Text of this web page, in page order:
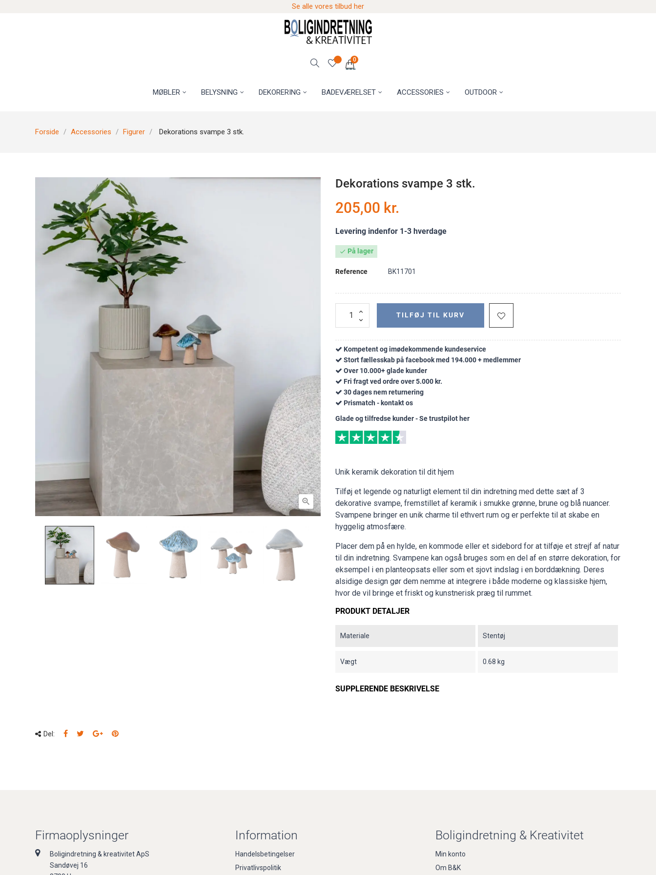
Se alle vores tilbud her
0
MØBLER BELYSNING DEKORERING BADEVÆRELSET ACCESSORIES OUTDOOR
Forside Accessories Figurer Dekorations svampe 3 stk.

Dekorations svampe 3 stk.
205,00 kr.
Levering indenfor 1-3 hverdage
 På lager
Reference BK11701
TILFØJ TIL KURV
Kompetent og imødekommende kundeservice
Stort fællesskab på facebook med 194.000 + medlemmer
Over 10.000+ glade kunder
Fri fragt ved ordre over 5.000 kr.
30 dages nem returnering
Prismatch - kontakt os
Glade og tilfredse kunder - Se trustpilot her
Unik keramik dekoration til dit hjem
Tilføj et legende og naturligt element til din indretning med dette sæt af 3
dekorative svampe, fremstillet af keramik i smukke grønne, brune og blå nuancer.
Svampene bringer en unik charme til ethvert rum og er perfekte til at skabe en
hyggelig atmosfære.
Placer dem på en hylde, en kommode eller et sidebord for at tilføje et strejf af natur
til din indretning. Svampene kan også bruges som en del af en større dekoration, for
eksempel i en planteopsats eller som et sjovt indslag i en borddækning. Deres
alsidige design gør dem nemme at integrere i både moderne og klassiske hjem,
hvor de vil bringe et friskt og kunstnerisk præg til rummet.
PRODUKT DETALJER
Materiale Stentøj
Vægt 0.68 kg
SUPPLERENDE BESKRIVELSE
Del:
Firmaoplysninger
Boligindretning & kreativitet ApS
Sandøvej 16
Information
Handelsbetingelser
Privatlivspolitik
Boligindretning & Kreativitet
Min konto
Om B&K